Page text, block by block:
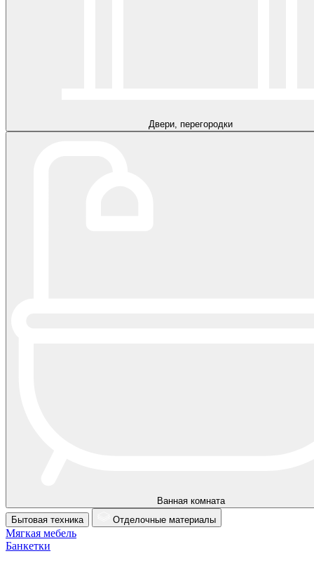
Двери, перегородки
Ванная комната
Бытовая техника
Отделочные материалы
Мягкая мебель
Банкетки